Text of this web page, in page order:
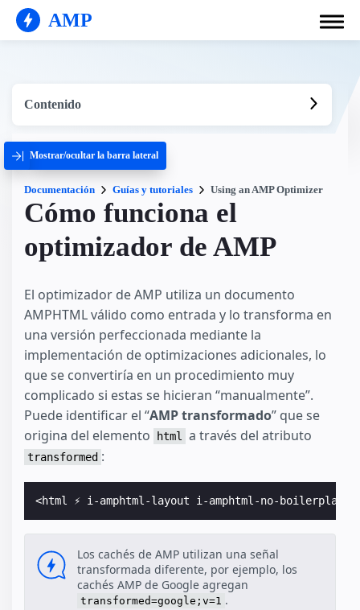
AMP
Contenido
Mostrar/ocultar la barra lateral
Documentación Guías y tutoriales Using an AMP Optimizer
Cómo funciona el
optimizador de AMP
El optimizador de AMP utiliza un documento
AMPHTML válido como entrada y lo transforma en
una versión perfeccionada mediante la
implementación de optimizaciones adicionales, lo
que se convertiría en un procedimiento muy
complicado si estas se hicieran “manualmente”.
Puede identificar el “AMP transformado” que se
origina del elemento
html a través del atributo
transformed :
<html ⚡ i-amphtml-layout i-amphtml-no-boilerplate
Los cachés de AMP utilizan una señal
transformada diferente, por ejemplo, los
cachés AMP de Google agregan
transformed=google;v=1 .